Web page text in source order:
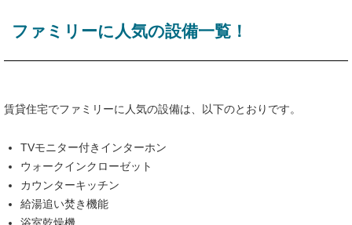
ファミリーに人気の設備一覧！
賃貸住宅でファミリーに人気の設備は、以下のとおりです。
TVモニター付きインターホン
ウォークインクローゼット
カウンターキッチン
給湯追い焚き機能